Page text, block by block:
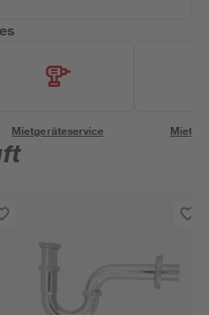
Mietgeräteservice